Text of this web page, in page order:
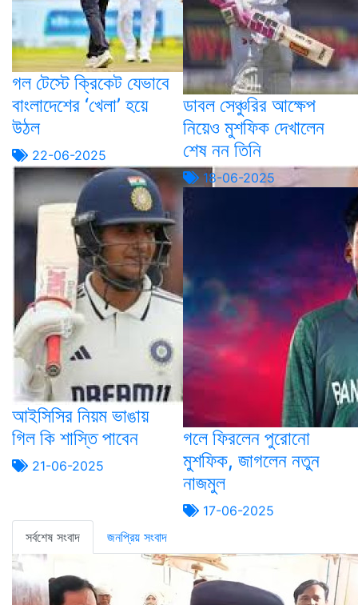
গল টেস্টে ক্রিকেট যেভাবে
বাংলাদেশের ‘খেলা’ হয়ে
উঠল
22-06-2025
আইসিসির নিয়ম ভাঙায়
গিল কি শাস্তি পাবেন
21-06-2025
ডাবল সেঞ্চুরির আক্ষেপ
নিয়েও মুশফিক দেখালেন
শেষ নন তিনি
18-06-2025
গলে ফিরলেন পুরোনো
মুশফিক, জাগলেন নতুন
নাজমুল
17-06-2025
সর্বশেষ সংবাদ
জনপ্রিয় সংবাদ